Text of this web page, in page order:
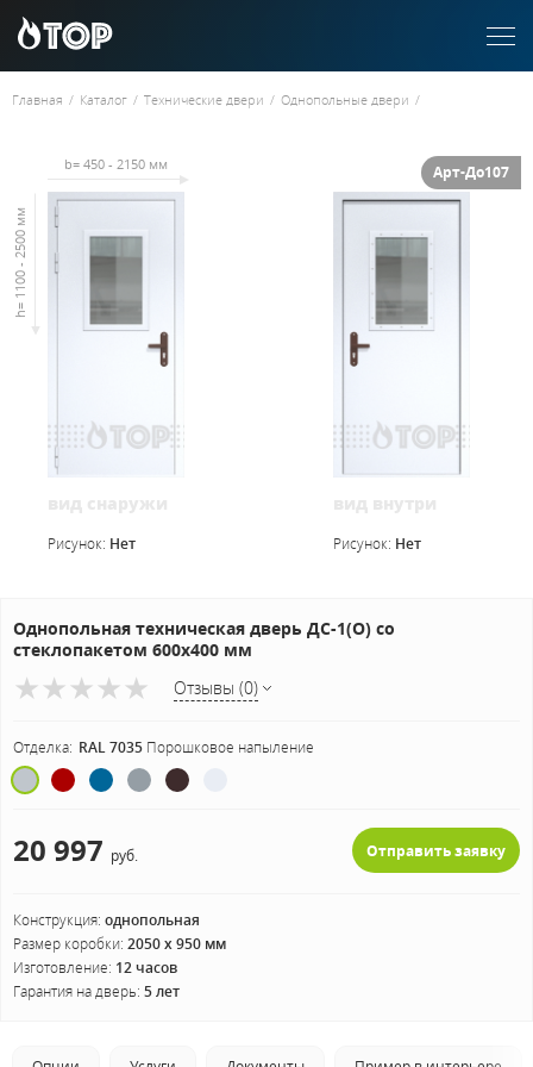
Главная / Каталог / Технические двери / Однопольные двери /
b= 450 - 2150 мм
h= 1100 - 2500 мм
Рисунок: Нет Рисунок: Нет
Арт-До107
Однопольная техническая дверь ДС-1(О) со
стеклопакетом 600х400 мм
Отзывы (0)
Отделка: RAL 7035 Порошковое напыление
20 997 руб. Отправить заявку
Конструкция: однопольная
Размер коробки: 2050 х 950 мм
Изготовление: 12 часов
Гарантия на дверь: 5 лет